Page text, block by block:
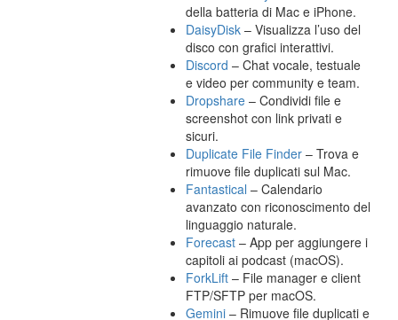
della batteria di Mac e iPhone.
DaisyDisk – Visualizza l’uso del
disco con grafici interattivi.
Discord – Chat vocale, testuale
e video per community e team.
Dropshare – Condividi file e
screenshot con link privati e
sicuri.
Duplicate File Finder – Trova e
rimuove file duplicati sul Mac.
Fantastical – Calendario
avanzato con riconoscimento del
linguaggio naturale.
Forecast – App per aggiungere i
capitoli ai podcast (macOS).
ForkLift – File manager e client
FTP/SFTP per macOS.
Gemini – Rimuove file duplicati e